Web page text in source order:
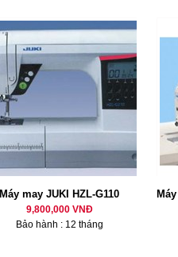
Máy may JUKI HZL-G110
9,800,000 VNĐ
Bảo hành : 12 tháng